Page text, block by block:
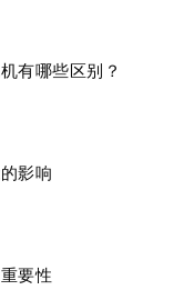
有哪些区别？
影响
要性